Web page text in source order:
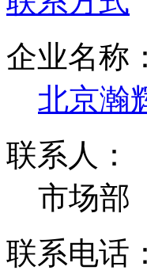
企业名称：
北京瀚
联系人：
市场部
联系电话：